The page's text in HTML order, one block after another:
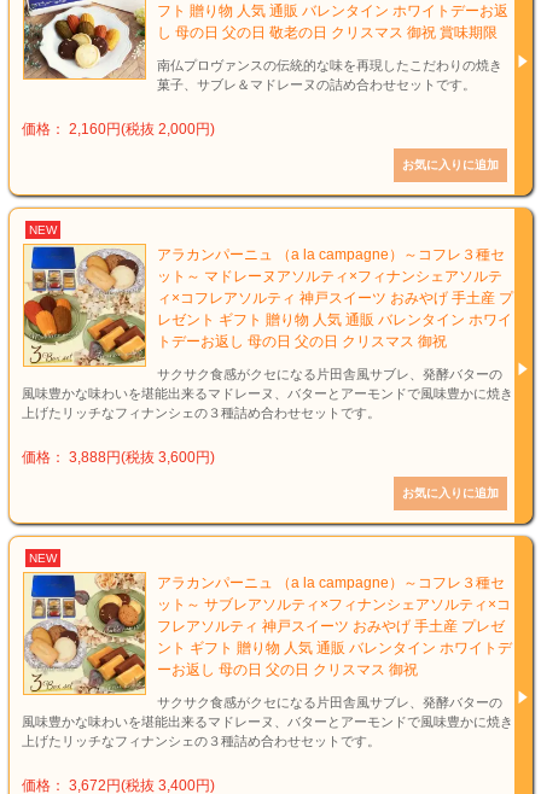
フト 贈り物 人気 通販 バレンタイン ホワイトデーお返
し 母の日 父の日 敬老の日 クリスマス 御祝 賞味期限
南仏プロヴァンスの伝統的な味を再現したこだわりの焼き
菓子、サブレ＆マドレーヌの詰め合わせセットです。
価格： 2,160円(税抜 2,000円)
NEW
アラカンパーニュ （a la campagne）～コフレ３種セ
ット～ マドレーヌアソルティ×フィナンシェアソルテ
ィ×コフレアソルティ 神戸スイーツ おみやげ 手土産 プ
レゼント ギフト 贈り物 人気 通販 バレンタイン ホワイ
トデーお返し 母の日 父の日 クリスマス 御祝
サクサク食感がクセになる片田舎風サブレ、発酵バターの
風味豊かな味わいを堪能出来るマドレーヌ、バターとアーモンドで風味豊かに焼き
上げたリッチなフィナンシェの３種詰め合わせセットです。
価格： 3,888円(税抜 3,600円)
NEW
アラカンパーニュ （a la campagne）～コフレ３種セ
ット～ サブレアソルティ×フィナンシェアソルティ×コ
フレアソルティ 神戸スイーツ おみやげ 手土産 プレゼ
ント ギフト 贈り物 人気 通販 バレンタイン ホワイトデ
ーお返し 母の日 父の日 クリスマス 御祝
サクサク食感がクセになる片田舎風サブレ、発酵バターの
風味豊かな味わいを堪能出来るマドレーヌ、バターとアーモンドで風味豊かに焼き
上げたリッチなフィナンシェの３種詰め合わせセットです。
価格： 3,672円(税抜 3,400円)